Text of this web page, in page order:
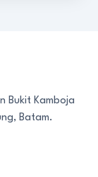
Bukit Kamboja
Batam.